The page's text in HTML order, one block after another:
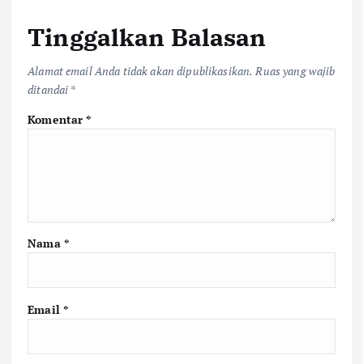
Tinggalkan Balasan
Alamat email Anda tidak akan dipublikasikan. Ruas yang wajib
ditandai *
Komentar*
Nama *
Email *